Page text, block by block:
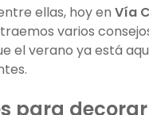
ellas, hoy en Vía
varios
el verano ya está
para